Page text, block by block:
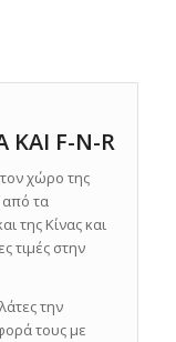
F-N-R
χώρο της
από τα
της Κίνας και
τιμές στην
την
τους με